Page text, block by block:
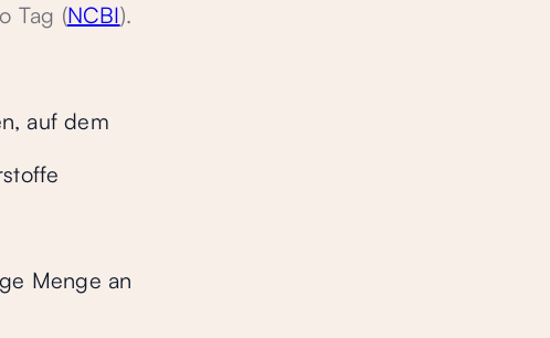
Tag (NCBI).
auf dem
Menge an